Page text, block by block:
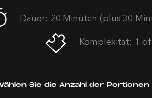
Dauer: 20 Minuten (plus 30
Komplexität: 1 of
Sie die Anzahl der Portionen